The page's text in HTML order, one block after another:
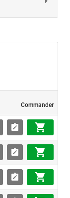
Commander